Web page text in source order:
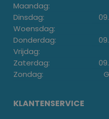
Maandag:
Dinsdag:
Woensdag:
Donderdag:
Vrijdag:
Zaterdag:
Zondag:
KLANTENSERVICE